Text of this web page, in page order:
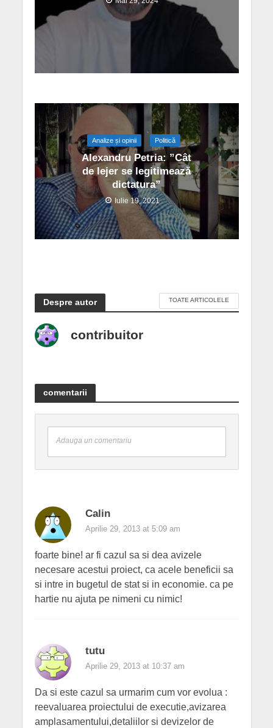
Analize și opinii Politică
Alexandru Petria: ”Cât
de lejer se legitimează
dictatura”
Iulie 19, 2021
Despre autor TOATE ARTICOLELE
contribuitor
comentarii
Adauga un comentariu
Calin
Aprilie 29, 2013 at 5:09 am
foarte bine! ar fi cazul sa si dea avizele
necesare acestui proiect, ca acele beneficii sa
si intre in bugetul de stat si in economie. ca pe
hartie nu ajuta pe nimeni cu nimic!
tutu
Aprilie 29, 2013 at 10:37 am
Da si este cazul sa urmarim cum vor evolua :
reevaluarea proiectului de executie,avizarea
amplasamentului,detaliilor si devizelor de